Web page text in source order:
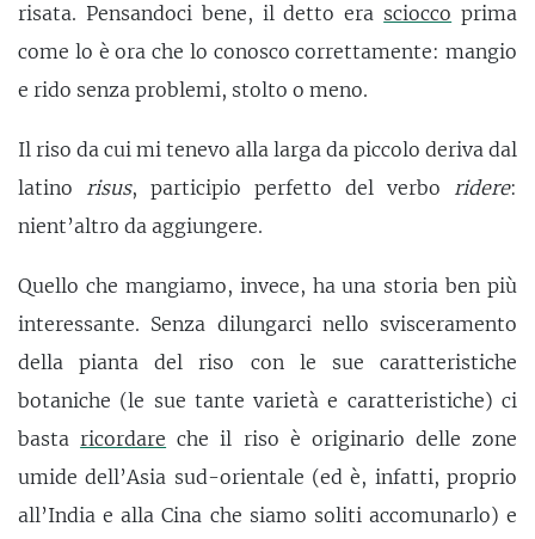
risata. Pensandoci bene, il detto era sciocco prima
come lo è ora che lo conosco correttamente: mangio
e rido senza problemi, stolto o meno.
Il riso da cui mi tenevo alla larga da piccolo deriva dal
latino risus, participio perfetto del verbo ridere:
nient’altro da aggiungere.
Quello che mangiamo, invece, ha una storia ben più
interessante. Senza dilungarci nello svisceramento
della pianta del riso con le sue caratteristiche
botaniche (le sue tante varietà e caratteristiche) ci
basta ricordare che il riso è originario delle zone
umide dell’Asia sud-orientale (ed è, infatti, proprio
all’India e alla Cina che siamo soliti accomunarlo) e